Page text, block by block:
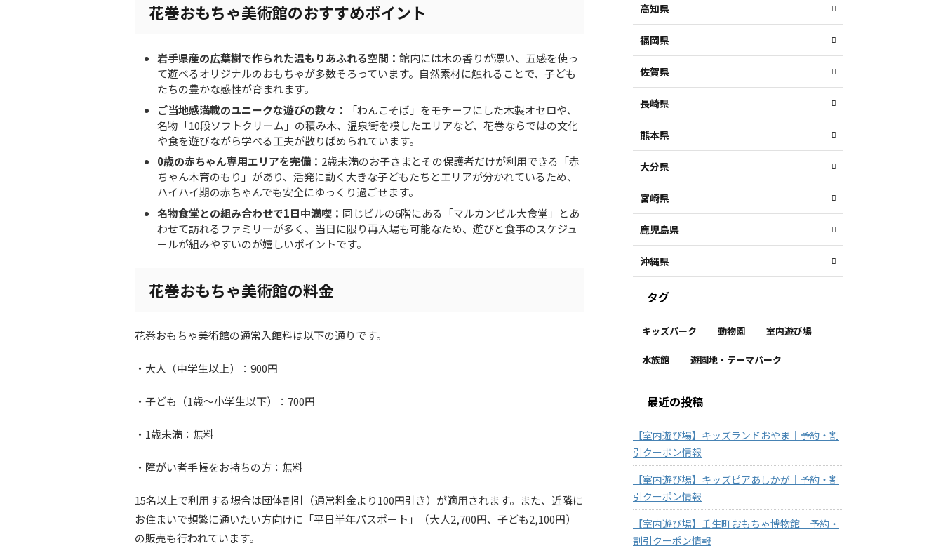
花巻おもちゃ美術館のおすすめポイント
岩手県産の広葉樹で作られた温もりあふれる空間： 館内には木の香りが漂い、五感を使っ
て遊べるオリジナルのおもちゃが多数そろっています。自然素材に触れることで、子ども
たちの豊かな感性が育まれます。
ご当地感満載のユニークな遊びの数々：
「わんこそば」をモチーフにした木製オセロや、
名物「10段ソフトクリーム」の積み木、温泉街を模したエリアなど、花巻ならではの文化
や食を遊びながら学べる工夫が散りばめられています。
0歳の赤ちゃん専用エリアを完備： 2歳未満のお子さまとその保護者だけが利用できる「赤
ちゃん木育のもり」があり、活発に動く大きな子どもたちとエリアが分かれているため、
ハイハイ期の赤ちゃんでも安全にゆっくり過ごせます。
名物食堂との組み合わせで1日中満喫： 同じビルの6階にある「マルカンビル大食堂」とあ
わせて訪れるファミリーが多く、当日に限り再入場も可能なため、遊びと食事のスケジュ
ールが組みやすいのが嬉しいポイントです。
花巻おもちゃ美術館の料金
花巻おもちゃ美術館の通常入館料は以下の通りです。
・大人（中学生以上）：900円
・子ども（1歳～小学生以下）：700円
・1歳未満：無料
・障がい者手帳をお持ちの方：無料
15名以上で利用する場合は団体割引（通常料金より100円引き）が適用されます。また、近隣に
お住まいで頻繁に通いたい方向けに「平日半年パスポート」（大人2,700円、子ども2,100円）
の販売も行われています。
高知県
福岡県
佐賀県
長崎県
熊本県
大分県
宮崎県
鹿児島県
沖縄県
タグ
キッズパーク 動物園 室内遊び場
水族館 遊園地・テーマパーク
最近の投稿
【室内遊び場】キッズランドおやま｜予約・割
引クーポン情報
【室内遊び場】キッズピアあしかが｜予約・割
引クーポン情報
【室内遊び場】壬生町おもちゃ博物館｜予約・
割引クーポン情報